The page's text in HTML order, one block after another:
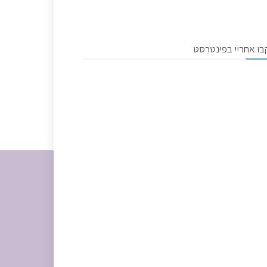
אחריי בפינטרסט